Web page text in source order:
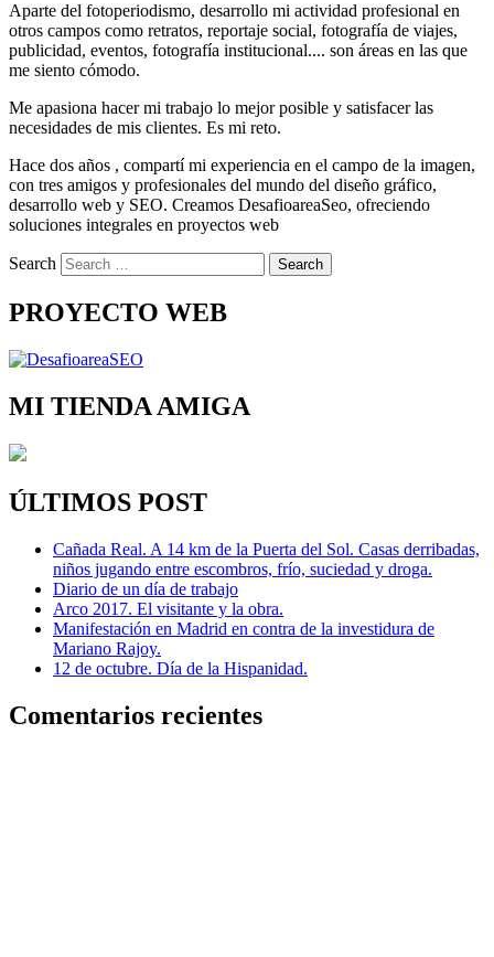
Aparte del fotoperiodismo, desarrollo mi actividad profesional en
otros campos como retratos, reportaje social, fotografía de viajes,
publicidad, eventos, fotografía institucional.... son áreas en las que
me siento cómodo.
Me apasiona hacer mi trabajo lo mejor posible y satisfacer las
necesidades de mis clientes. Es mi reto.
Hace dos años , compartí mi experiencia en el campo de la imagen,
con tres amigos y profesionales del mundo del diseño gráfico,
desarrollo web y SEO. Creamos DesafioareaSeo, ofreciendo
soluciones integrales en proyectos web
Search
PROYECTO WEB
MI TIENDA AMIGA
ÚLTIMOS POST
Cañada Real. A 14 km de la Puerta del Sol. Casas derribadas,
niños jugando entre escombros, frío, suciedad y droga.
Diario de un día de trabajo
Arco 2017. El visitante y la obra.
Manifestación en Madrid en contra de la investidura de
Mariano Rajoy.
12 de octubre. Día de la Hispanidad.
Comentarios recientes